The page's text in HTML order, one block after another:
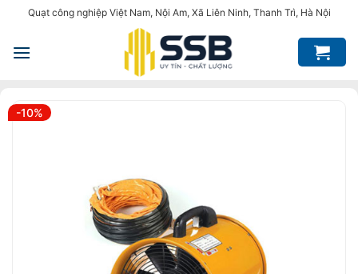
nội
Quạt công nghiệp Việt Nam, Nội Am, Xã Liên Ninh, Thanh Trì, Hà Nội
-10%